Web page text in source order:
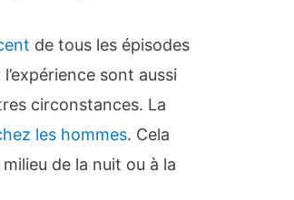
de tous les épisodes
sont aussi
circonstances. La
les hommes. Cela
de la nuit ou à la